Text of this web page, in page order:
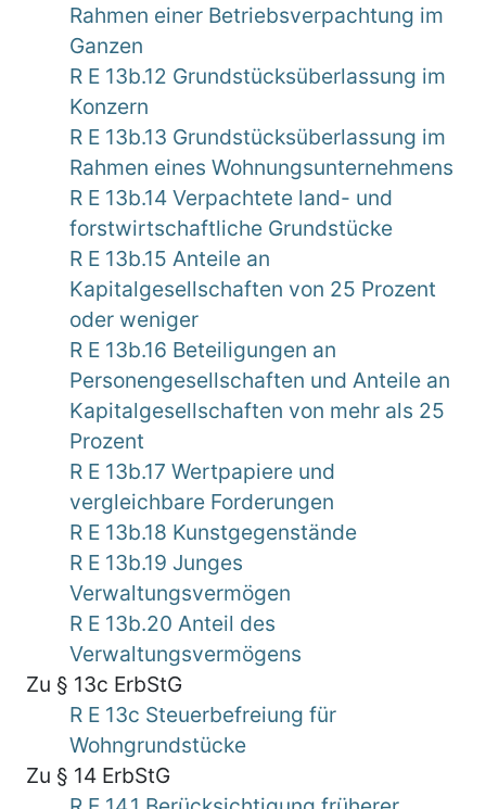
Rahmen einer Betriebsverpachtung im
Ganzen
R E 13b.12 Grundstücksüberlassung im
Konzern
R E 13b.13 Grundstücksüberlassung im
Rahmen eines Wohnungsunternehmens
R E 13b.14 Verpachtete land- und
forstwirtschaftliche Grundstücke
R E 13b.15 Anteile an
Kapitalgesellschaften von 25 Prozent
oder weniger
R E 13b.16 Beteiligungen an
Personengesellschaften und Anteile an
Kapitalgesellschaften von mehr als 25
Prozent
R E 13b.17 Wertpapiere und
vergleichbare Forderungen
R E 13b.18 Kunstgegenstände
R E 13b.19 Junges
Verwaltungsvermögen
R E 13b.20 Anteil des
Verwaltungsvermögens
Zu § 13c ErbStG
R E 13c Steuerbefreiung für
Wohngrundstücke
Zu § 14 ErbStG